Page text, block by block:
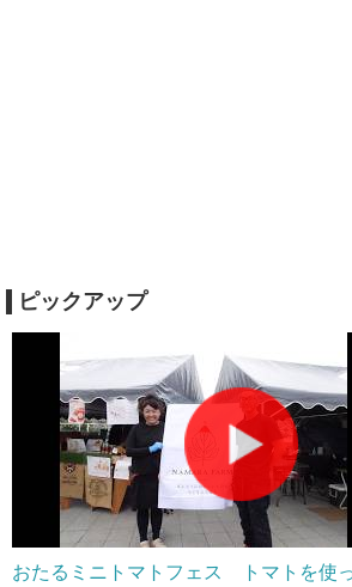
ピックアップ
おたるミニトマトフェス トマトを使